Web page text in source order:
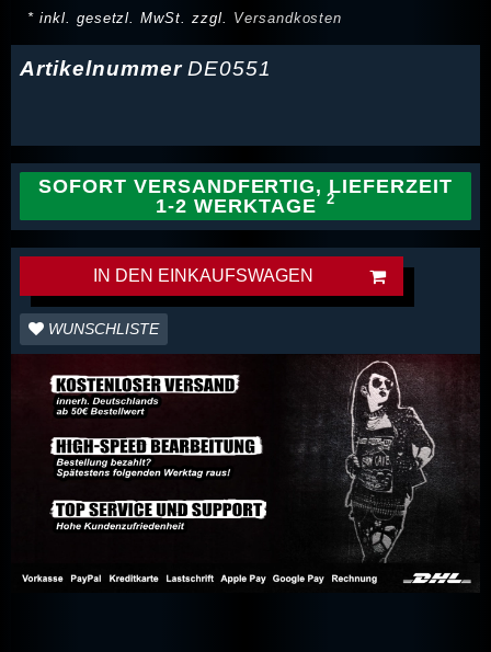
* inkl. gesetzl. MwSt. zzgl. Versandkosten
ArtikelnummerDE0551
SOFORT VERSANDFERTIG, LIEFERZEIT
1-2 WERKTAGE
IN DEN EINKAUFSWAGEN
WUNSCHLISTE